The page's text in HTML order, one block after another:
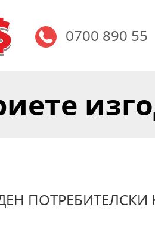
0700 890 55
ПОТРЕБИТЕЛСКИ